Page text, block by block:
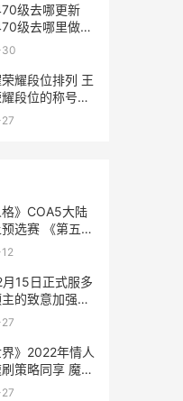
级去哪更新
级去哪里做任
耀段位排列 王
段位的称号哪
格》COA5大陆
选赛 《第五人
站
月15日正式服多
的致意加强概
日英雄联盟
界》2022年情人
策略同享 魔兽
6月商栈